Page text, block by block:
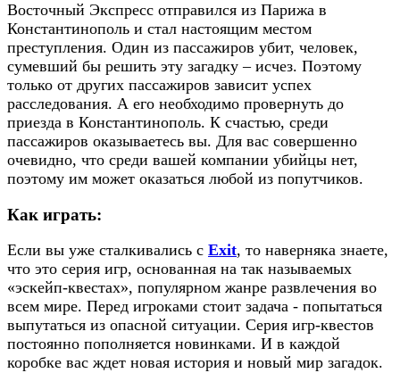
Восточный Экспресс отправился из Парижа в
Константинополь и стал настоящим местом
преступления. Один из пассажиров убит, человек,
сумевший бы решить эту загадку – исчез. Поэтому
только от других пассажиров зависит успех
расследования. А его необходимо провернуть до
приезда в Константинополь. К счастью, среди
пассажиров оказываетесь вы. Для вас совершенно
очевидно, что среди вашей компании убийцы нет,
поэтому им может оказаться любой из попутчиков.
Как играть:
Если вы уже сталкивались с Exit, то наверняка знаете,
что это серия игр, основанная на так называемых
«эскейп-квестах», популярном жанре развлечения во
всем мире. Перед игроками стоит задача - попытаться
выпутаться из опасной ситуации. Серия игр-квестов
постоянно пополняется новинками. И в каждой
коробке вас ждет новая история и новый мир загадок.